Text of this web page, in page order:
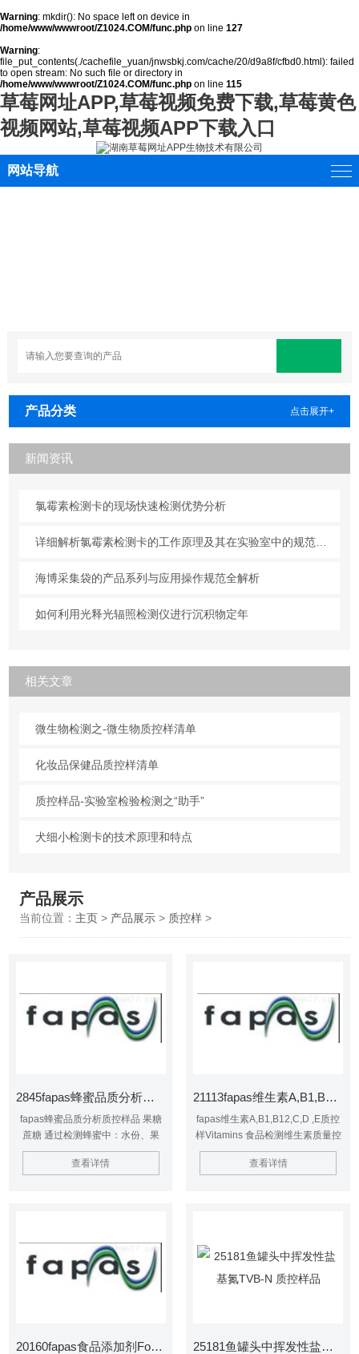
Warning: mkdir(): No space left on device in
/home/www/wwwroot/Z1024.COM/func.php on line 127
Warning:
file_put_contents(./cachefile_yuan/jnwsbkj.com/cache/20/d9a8f/cfbd0.html): failed
to open stream: No such file or directory in
/home/www/wwwroot/Z1024.COM/func.php on line 115
草莓网址APP,草莓视频免费下载,草莓黄色
视频网站,草莓视频APP下载入口
网站导航
产品分类 点击展开+
新闻资讯
氯霉素检测卡的现场快速检测优势分析
详细解析氯霉素检测卡的工作原理及其在实验室中的规范操作与维护方法
海博采集袋的产品系列与应用操作规范全解析
如何利用光释光辐照检测仪进行沉积物定年
相关文章
微生物检测之-微生物质控样清单
化妆品保健品质控样清单
质控样品-实验室检验检测之“助手”
犬细小检测卡的技术原理和特点
产品展示
当前位置： 主页> 产品展示> 质控样>
2845fapas蜂蜜品质分析质控样品 果糖蔗糖
fapas蜂蜜品质分析质控样品 果糖
蔗糖 通过检测蜂蜜中：水份、果
糖、葡萄糖、蔗糖、羟甲基糠醛、
淀粉、游离酸 等物质 来判定蜂蜜品
查看详情
21113fapas维生素A,B1,B12,C,D ,E质控样Vitamins
fapas维生素A,B1,B12,C,D ,E质控
样Vitamins 食品检测维生素质量控
制 谷物早餐 vitamins B1, B2
（total）, B6, B12, total niacin &
查看详情
20160fapas食品添加剂Food Ingredients质控样 25181鱼罐头中挥发性盐基氮TVB-N 质控样品